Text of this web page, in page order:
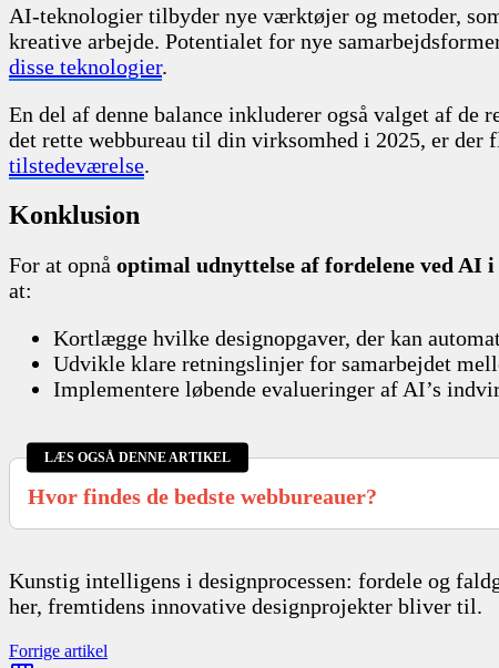
AI-teknologier tilbyder nye værktøjer og metoder,
kreative arbejde. Potentialet for nye
disse teknologier.
En del af denne balance inkluderer også valget af de
det rette webbureau til din virksomhed i 2025, er
tilstedeværelse.
Konklusion
For at opnå optimal udnyttelse af fordelene ved AI i
at:
Kortlægge hvilke designopgaver, der kan
Udvikle klare retningslinjer for samarbejdet
Implementere løbende evalueringer af AI’s
LÆS OGSÅ DENNE ARTIKEL
Hvor findes de bedste webbureauer?
Kunstig intelligens i designprocessen: fordele og
her, fremtidens innovative designprojekter bliver til.
Forrige artikel